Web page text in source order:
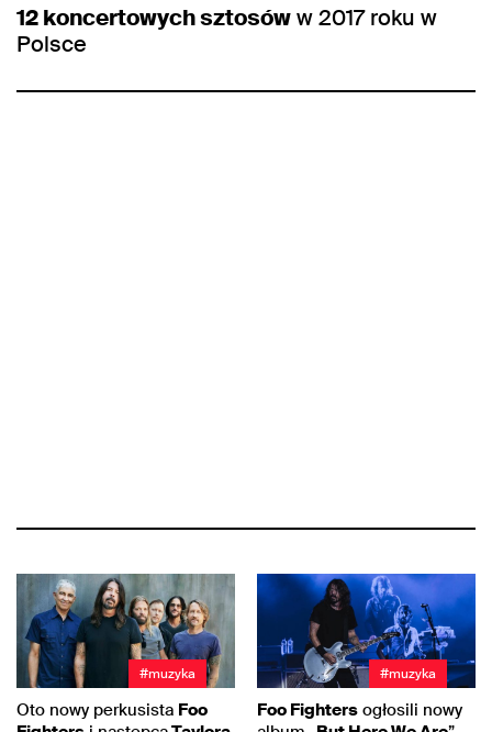
12 koncertowych sztosóww 2017 roku w
Polsce
#muzyka
Oto nowy perkusista Foo
#muzyka
Foo Fighters ogłosili nowy